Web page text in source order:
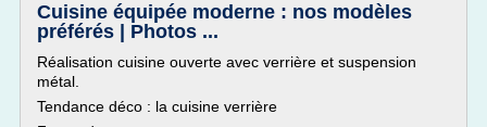
Cuisine équipée moderne : nos modèles
préférés | Photos ...
Réalisation cuisine ouverte avec verrière et suspension
métal.
Tendance déco : la cuisine verrière